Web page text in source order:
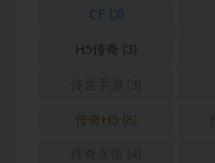
CF (3)
H5传奇 (3)
传奇H5 (8)